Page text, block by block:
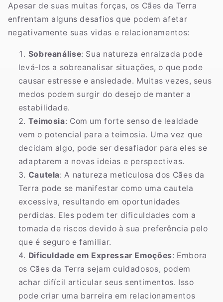
Apesar de suas muitas forças, os Cães da Terra
enfrentam alguns desafios que podem afetar
negativamente suas vidas e relacionamentos:
Sobreanálise: Sua natureza enraizada pode
levá-los a sobreanalisar situações, o que pode
causar estresse e ansiedade. Muitas vezes, seus
medos podem surgir do desejo de manter a
estabilidade.
Teimosia: Com um forte senso de lealdade
vem o potencial para a teimosia. Uma vez que
decidam algo, pode ser desafiador para eles se
adaptarem a novas ideias e perspectivas.
Cautela: A natureza meticulosa dos Cães da
Terra pode se manifestar como uma cautela
excessiva, resultando em oportunidades
perdidas. Eles podem ter dificuldades com a
tomada de riscos devido à sua preferência pelo
que é seguro e familiar.
Dificuldade em Expressar Emoções: Embora
os Cães da Terra sejam cuidadosos, podem
achar difícil articular seus sentimentos. Isso
pode criar uma barreira em relacionamentos